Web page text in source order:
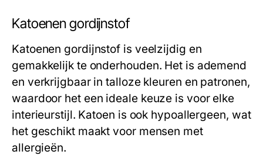
Katoenen gordijnstof
Katoenen gordijnstof is veelzijdig en
gemakkelijk te onderhouden. Het is ademend
en verkrijgbaar in talloze kleuren en patronen,
waardoor het een ideale keuze is voor elke
interieurstijl. Katoen is ook hypoallergeen, wat
het geschikt maakt voor mensen met
allergieën.